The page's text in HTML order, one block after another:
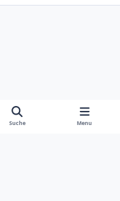
Suche Menu